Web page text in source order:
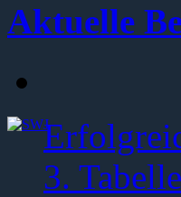
Aktuelle
3.